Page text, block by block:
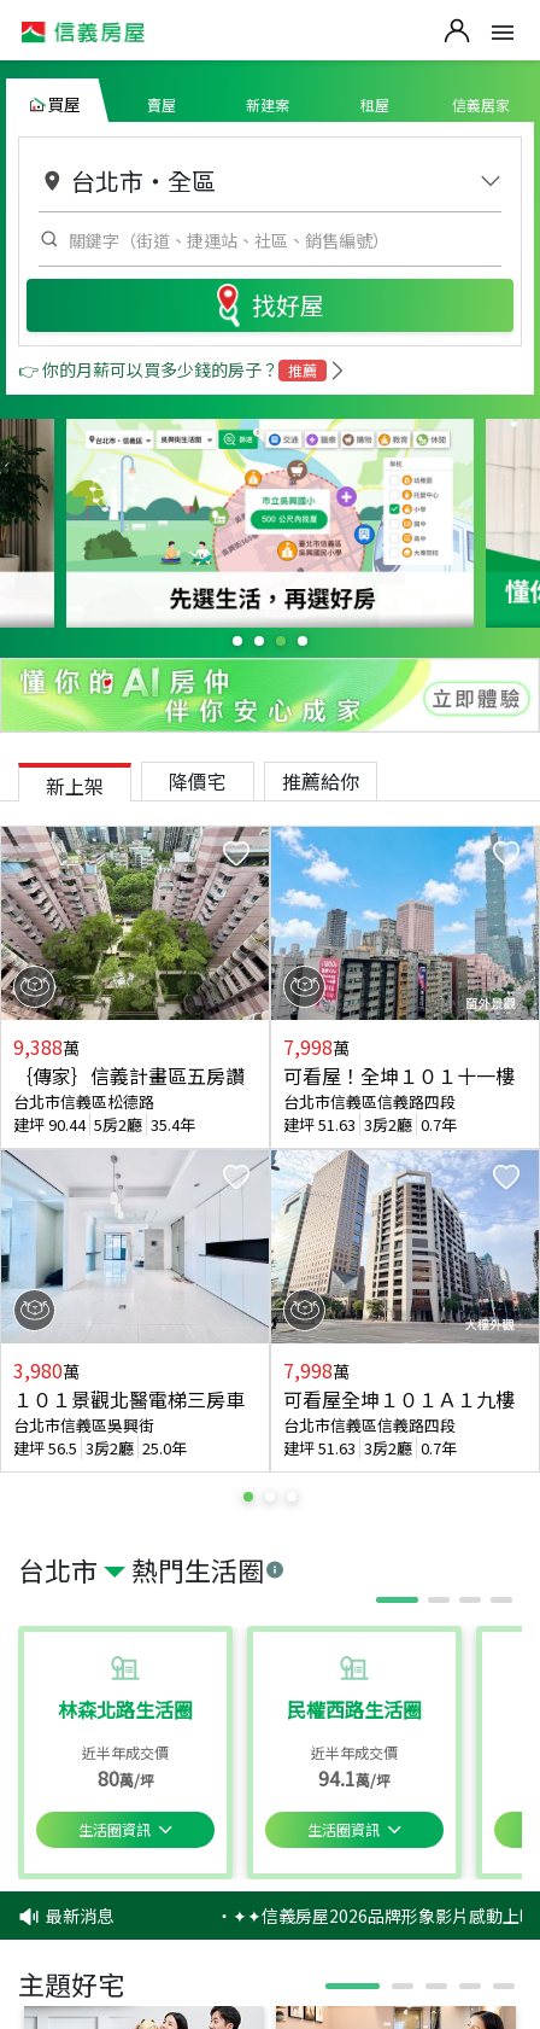
買屋 賣屋 新建案 租屋 信義居家
台北市 ・ 全區
找好屋
👉 你的月薪可以買多少錢的房子？ 推薦
台北市 熱門生活圈
林森北路生活圈
近半年成交價
80萬/坪
生活圈資訊
民權西路生活圈
近半年成交價
94.1萬/坪
生活圈資訊
新上架 降價宅 推薦給你
9,388萬
｛傳家｝信義計畫區五房讚
台北市信義區松德路
建坪90.44 5房2廳 35.4年
3,980萬
１０１景觀北醫電梯三房車
台北市信義區吳興街
建坪56.5 3房2廳 25.0年
7,998萬
可看屋！全坤１０１十一樓
台北市信義區信義路四段
建坪51.63 3房2廳 0.7年
7,998萬
可看屋全坤１０１Ａ１九樓
台北市信義區信義路四段
建坪51.63 3房2廳 0.7年
最新消息 ‧✦✦信義房屋2026品牌形象影片感動上
主題好宅